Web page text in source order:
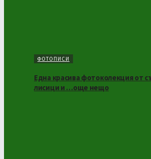
ФОТОПИСИ
Една красива фотоколекция от
лисици и …още нещо